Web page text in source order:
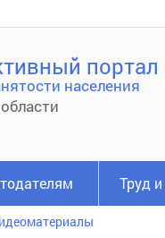
портал
населения
Труд